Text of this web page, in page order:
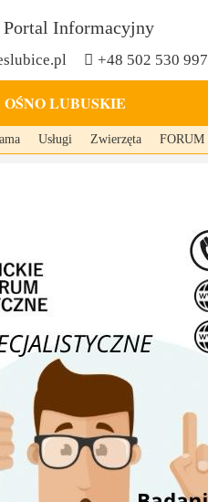
Informacyjny
+48 502 530 997
OŚNO LUBUSKIE
Usługi Zwierzęta FORUM